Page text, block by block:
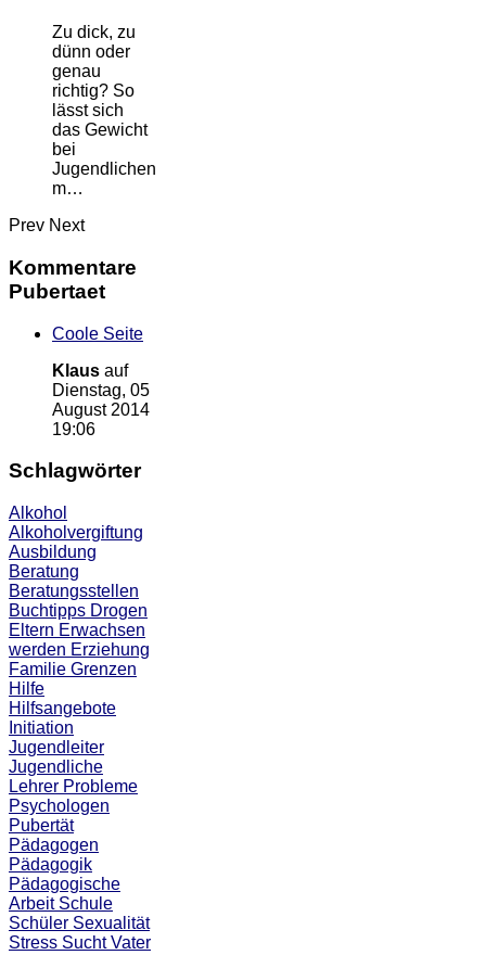
Zu dick, zu
dünn oder
genau
richtig? So
lässt sich
das Gewicht
bei
Jugendlichen
m…
Prev Next
Kommentare
Pubertaet
Coole Seite
Klaus auf
Dienstag, 05
August 2014
19:06
Schlagwörter
Alkohol
Alkoholvergiftung
Ausbildung
Beratung
Beratungsstellen
Buchtipps Drogen
Eltern Erwachsen
werden Erziehung
Familie Grenzen
Hilfe
Hilfsangebote
Initiation
Jugendleiter
Jugendliche
Lehrer Probleme
Psychologen
Pubertät
Pädagogen
Pädagogik
Pädagogische
Arbeit Schule
Schüler Sexualität
Stress SuchtVater